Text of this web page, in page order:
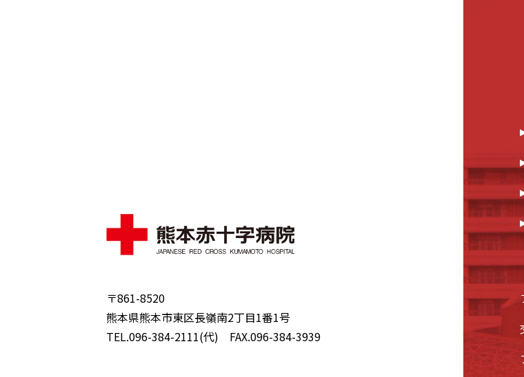
〒861-8520
熊本県熊本市東区長嶺南2丁目1番1号
TEL.096-384-2111(代) FAX.096-384-3939